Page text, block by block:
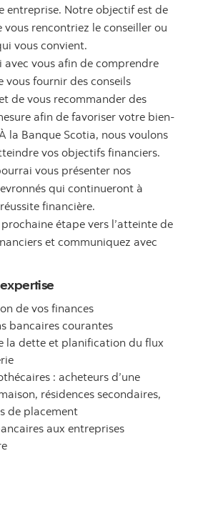
entreprise. Notre objectif est de
vous rencontriez le conseiller ou
vous convient.
avec vous afin de comprendre
vous fournir des conseils
de vous recommander des
afin de favoriser votre bien-
la Banque Scotia, nous voulons
vos objectifs financiers.
vous présenter nos
qui continueront à
financière.
étape vers l’atteinte de
et communiquez avec
de vos finances
bancaires courantes
la dette et planification du flux
: acheteurs d’une
résidences secondaires,
de placement
aux entreprises